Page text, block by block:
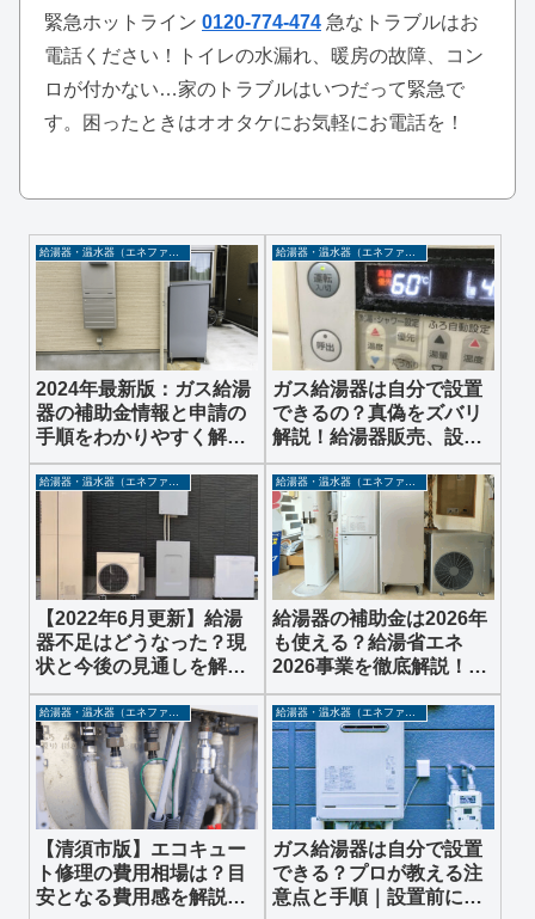
緊急ホットライン 0120-774-474 急なトラブルはお
電話ください！トイレの水漏れ、暖房の故障、コン
ロが付かない…家のトラブルはいつだって緊急で
す。困ったときはオオタケにお気軽にお電話を！
2024年最新版：ガス給湯
器の補助金情報と申請の
手順をわかりやすく解説
します！
ガス給湯器は自分で設置
できるの？真偽をズバリ
解説！給湯器販売、設置
業者が詳しく解説しま
す。
給湯器・温水器（エネファーム・エコキュートなど）
【2022年6月更新】給湯
器不足はどうなった？現
状と今後の見通しを解説
します。
給湯器・温水器（エネファーム・エコキュートなど）
給湯器の補助金は2026年
も使える？給湯省エネ
2026事業を徹底解説！エ
コキュート・ガス給湯器
の最新情報
【清須市版】エコキュー
ト修理の費用相場は？目
安となる費用感を解説し
ガス給湯器は自分で設置
できる？プロが教える注
意点と手順｜設置前に知